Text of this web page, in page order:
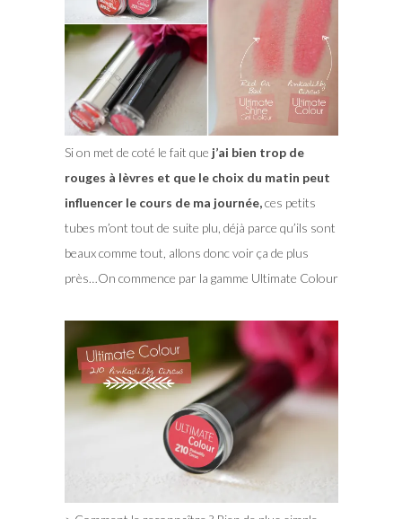
Si on met de coté le fait que j’ai bien trop de
rouges à lèvres et que le choix du matin peut
influencer le cours de ma journée,ces petits
tubes m’ont tout de suite plu, déjà parce qu’ils sont
beaux comme tout, allons donc voir ça de plus
près…On commence par la gamme Ultimate Colour